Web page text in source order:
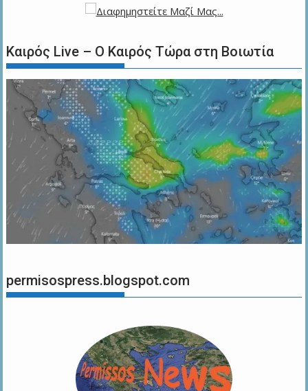
Καιρός Live – Ο Καιρός Τώρα στη Βοιωτία
permisospress.blogspot.com